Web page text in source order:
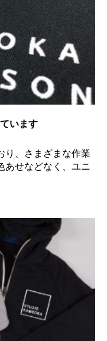
います
り、さまざまな作業
あせなどなく、ユニ